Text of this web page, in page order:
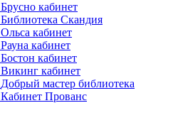
Брусно кабинет
Библиотека Скандия
Ольса кабинет
Рауна кабинет
Бостон кабинет
Викинг кабинет
Добрый мастер библиотека
Кабинет Прованс